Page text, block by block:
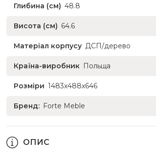
Глибина (см) 48.8
Висота (см) 64.6
Матеріал корпусу ДСП/дерево
Країна-виробник Польща
Розміри 1483х488х646
Бренд: Forte Meble
ОПИС